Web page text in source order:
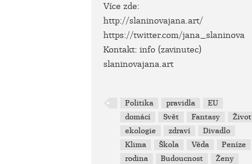
Více zde:
http://slaninovajana.art/
https://twitter.com/jana_slaninova
Kontakt: info (zavinutec)
slaninovajana.art
Politika pravidla
EU
domácí
Svět Fantasy
Život
ekologie
zdraví
Divadlo
Klima
Škola Věda
Peníze
rodina
Budoucnost
Ženy